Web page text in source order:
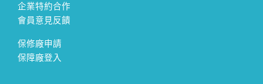
企業特約合作
會員意見反饋
保修廠申請
保障廠登入